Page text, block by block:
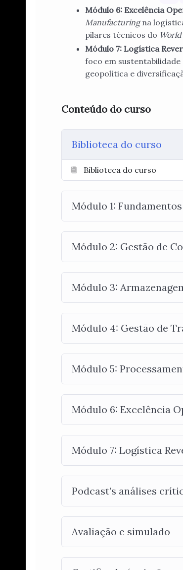
Módulo 6: Excelência
Manufacturingna
pilares técnicos do
Módulo 7: Logística
foco em sustentabilidade
geopolítica e
Conteúdo do curso
Biblioteca do curso
Biblioteca do curso
Módulo 1:
Módulo 2: Gestão de
Módulo 3:
Módulo 4: Gestão de
Módulo 5:
Módulo 6: Excelência
Módulo 7: Logística
Podcast’s análises
Avaliação e simulado